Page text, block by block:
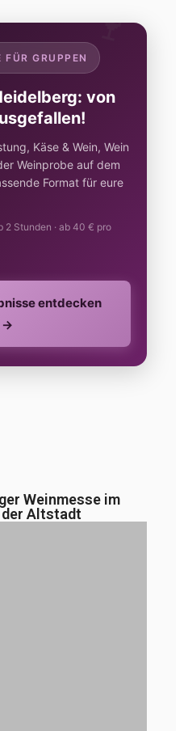
🍷
GRUPPEN
von
Käse & Wein, Wein
Weinprobe auf dem
Format für eure
2 Stunden · ab 40 € pro
entdecken
→
Weinmesse im
Altstadt